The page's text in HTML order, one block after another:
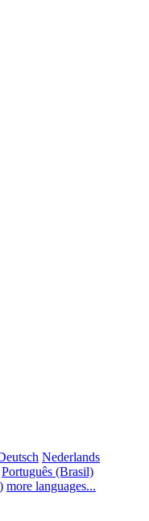
Nederlands
Português (Brasil)
more languages...